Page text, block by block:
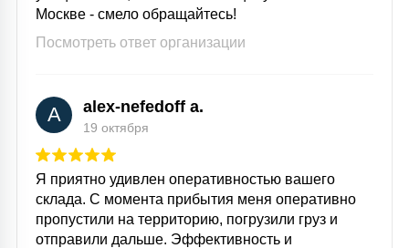
Москве - смело обращайтесь!
Посмотреть ответ организации
A alex-nefedoff a.
19 октября
Я приятно удивлен оперативностью вашего
склада. С момента прибытия меня оперативно
пропустили на территорию, погрузили груз и
отправили дальше. Эффективность и